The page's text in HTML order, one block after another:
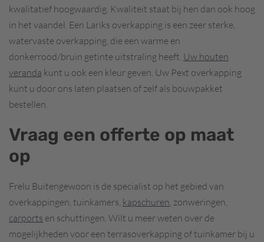
kwalitatief hoogwaardig. Kwaliteit staat bij hen dan ook hoog
in het vaandel. Een Lariks overkapping is een zeer sterke,
watervaste overkapping, die een warme en
donkerrood/bruin getinte uitstraling heeft. Uw houten
veranda kunt u ook een kleur geven. Uw Pext overkapping
kunt u door ons laten plaatsen of zelf als bouwpakket
bestellen.
Vraag een offerte op maat
op
Frelu Buitengewoon is de specialist op het gebied van
overkappingen, tuinkamers, kapschuren, zonweringen,
carports en schuttingen. Wilt u meer weten over de
mogelijkheden voor een terrasoverkapping of tuinkamer bij u